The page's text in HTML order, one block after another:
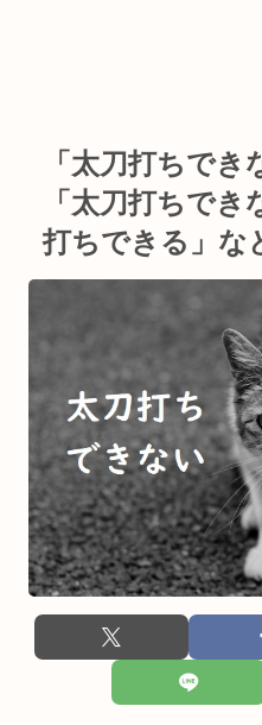
「太刀打ちで
「太刀打ちで
打ちできる」な